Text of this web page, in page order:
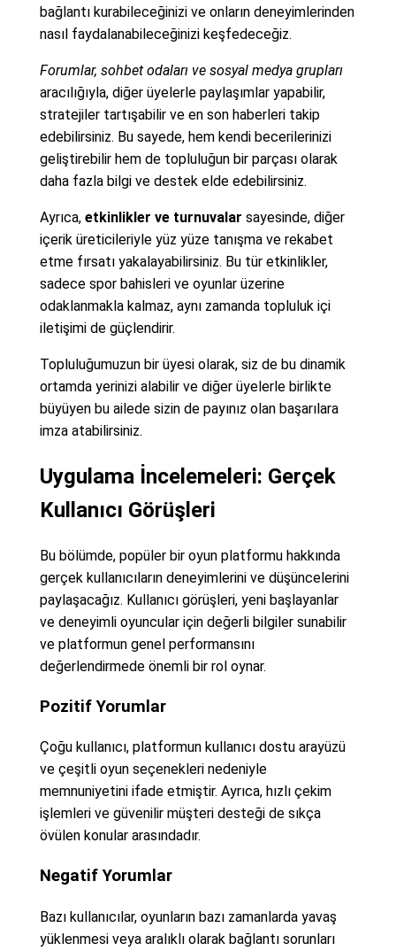
bağlantı kurabileceğinizi ve onların deneyimlerinden
nasıl faydalanabileceğinizi keşfedeceğiz.
Forumlar, sohbet odaları ve sosyal medya grupları
aracılığıyla, diğer üyelerle paylaşımlar yapabilir,
stratejiler tartışabilir ve en son haberleri takip
edebilirsiniz. Bu sayede, hem kendi becerilerinizi
geliştirebilir hem de topluluğun bir parçası olarak
daha fazla bilgi ve destek elde edebilirsiniz.
Ayrıca, etkinlikler ve turnuvalar sayesinde, diğer
içerik üreticileriyle yüz yüze tanışma ve rekabet
etme fırsatı yakalayabilirsiniz. Bu tür etkinlikler,
sadece spor bahisleri ve oyunlar üzerine
odaklanmakla kalmaz, aynı zamanda topluluk içi
iletişimi de güçlendirir.
Topluluğumuzun bir üyesi olarak, siz de bu dinamik
ortamda yerinizi alabilir ve diğer üyelerle birlikte
büyüyen bu ailede sizin de payınız olan başarılara
imza atabilirsiniz.
Uygulama İncelemeleri: Gerçek
Kullanıcı Görüşleri
Bu bölümde, popüler bir oyun platformu hakkında
gerçek kullanıcıların deneyimlerini ve düşüncelerini
paylaşacağız. Kullanıcı görüşleri, yeni başlayanlar
ve deneyimli oyuncular için değerli bilgiler sunabilir
ve platformun genel performansını
değerlendirmede önemli bir rol oynar.
Pozitif Yorumlar
Çoğu kullanıcı, platformun kullanıcı dostu arayüzü
ve çeşitli oyun seçenekleri nedeniyle
memnuniyetini ifade etmiştir. Ayrıca, hızlı çekim
işlemleri ve güvenilir müşteri desteği de sıkça
övülen konular arasındadır.
Negatif Yorumlar
Bazı kullanıcılar, oyunların bazı zamanlarda yavaş
yüklenmesi veya aralıklı olarak bağlantı sorunları